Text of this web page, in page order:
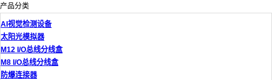
产品分类
AI视觉检测设备
太阳光模拟器
M12 I/O总线分线盒
M8 I/O总线分线盒
防爆连接器